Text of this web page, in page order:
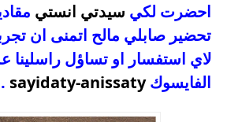
احضرت لكي سيدتي انستي
تحضير صابلي مالح اتمنى ان
لاي استفسار او تساؤل
الفايسوكsayidaty-anissaty
.